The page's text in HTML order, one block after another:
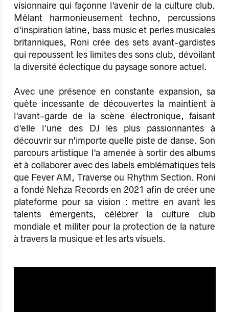
visionnaire qui façonne l'avenir de la culture club.
Mêlant harmonieusement techno, percussions
d'inspiration latine, bass music et perles musicales
britanniques, Roni crée des sets avant-gardistes
qui repoussent les limites des sons club, dévoilant
la diversité éclectique du paysage sonore actuel.
Avec une présence en constante expansion, sa
quête incessante de découvertes la maintient à
l'avant-garde de la scène électronique, faisant
d'elle l'une des DJ les plus passionnantes à
découvrir sur n'importe quelle piste de danse. Son
parcours artistique l'a amenée à sortir des albums
et à collaborer avec des labels emblématiques tels
que Fever AM, Traverse ou Rhythm Section. Roni
a fondé Nehza Records en 2021 afin de créer une
plateforme pour sa vision : mettre en avant les
talents émergents, célébrer la culture club
mondiale et militer pour la protection de la nature
à travers la musique et les arts visuels.